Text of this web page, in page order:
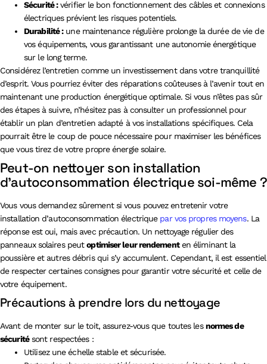
Sécurité :vérifier le bon fonctionnement des câbles et connexions
électriques prévient les risques potentiels.
Durabilité :une maintenance régulière prolonge la durée de vie de
vos équipements, vous garantissant une autonomie énergétique
sur le long terme.
Considérez l’entretien comme un investissement dans votre tranquillité
d’esprit. Vous pourriez éviter des réparations coûteuses à l’avenir tout en
maintenant une production énergétique optimale. Si vous n’êtes pas sûr
des étapes à suivre, n’hésitez pas à consulter un professionnel pour
établir un plan d’entretien adapté à vos installations spécifiques. Cela
pourrait être le coup de pouce nécessaire pour maximiser les bénéfices
que vous tirez de votre propre énergie solaire.
Peut-on nettoyer son installation
d’autoconsommation électrique soi-même ?
Vous vous demandez sûrement si vous pouvez entretenir votre
installation d’autoconsommation électrique par vos propres moyens. La
réponse est oui, mais avec précaution. Un nettoyage régulier des
panneaux solaires peutoptimiser leur rendementen éliminant la
poussière et autres débris qui s’y accumulent. Cependant, il est essentiel
de respecter certaines consignes pour garantir votre sécurité et celle de
votre équipement.
Précautions à prendre lors du nettoyage
Avant de monter sur le toit, assurez-vous que toutes lesnormes de
sécuritésont respectées :
Utilisez une échelle stable et sécurisée.